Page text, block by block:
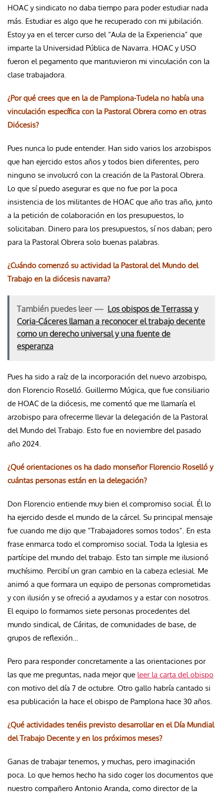
HOAC y sindicato no daba tiempo para poder estudiar nada
más. Estudiar es algo que he recuperado con mi jubilación.
Estoy ya en el tercer curso del “Aula de la Experiencia” que
imparte la Universidad Pública de Navarra. HOAC y USO
fueron el pegamento que mantuvieron mi vinculación con la
clase trabajadora.
¿Por qué crees que en la de Pamplona-Tudela no había una
vinculación específica con la Pastoral Obrera como en otras
Diócesis?
Pues nunca lo pude entender. Han sido varios los arzobispos
que han ejercido estos años y todos bien diferentes, pero
ninguno se involucró con la creación de la Pastoral Obrera.
Lo que sí puedo asegurar es que no fue por la poca
insistencia de los militantes de HOAC que año tras año, junto
a la petición de colaboración en los presupuestos, lo
solicitaban. Dinero para los presupuestos, sí nos daban; pero
para la Pastoral Obrera solo buenas palabras.
¿Cuándo comenzó su actividad la Pastoral del Mundo del
Trabajo en la diócesis navarra?
También puedes leer — Los obispos de Terrassa y
Coria-Cáceres llaman a reconocer el trabajo decente
como un derecho universal y una fuente de
esperanza
Pues ha sido a raíz de la incorporación del nuevo arzobispo,
don Florencio Roselló. Guillermo Múgica, que fue consiliario
de HOAC de la diócesis, me comentó que me llamaría el
arzobispo para ofrecerme llevar la delegación de la Pastoral
del Mundo del Trabajo. Esto fue en noviembre del pasado
año 2024.
¿Qué orientaciones os ha dado monseñor Florencio Roselló y
cuántas personas están en la delegación?
Don Florencio entiende muy bien el compromiso social. Él lo
ha ejercido desde el mundo de la cárcel. Su principal mensaje
fue cuando me dijo que “Trabajadores somos todos”. En esta
frase enmarca todo el compromiso social. Toda la Iglesia es
partícipe del mundo del trabajo. Esto tan simple me ilusionó
muchísimo. Percibí un gran cambio en la cabeza eclesial. Me
animó a que formara un equipo de personas comprometidas
y con ilusión y se ofreció a ayudarnos y a estar con nosotros.
El equipo lo formamos siete personas procedentes del
mundo sindical, de Cáritas, de comunidades de base, de
grupos de reflexión…
Pero para responder concretamente a las orientaciones por
las que me preguntas, nada mejor que leer la carta del obispo
con motivo del día 7 de octubre. Otro gallo habría cantado si
esa publicación la hace el obispo de Pamplona hace 30 años.
¿Qué actividades tenéis previsto desarrollar en el Día Mundial
del Trabajo Decente y en los próximos meses?
Ganas de trabajar tenemos, y muchas, pero imaginación
poca. Lo que hemos hecho ha sido coger los documentos que
nuestro compañero Antonio Aranda, como director de la